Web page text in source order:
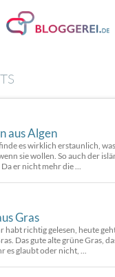
aus Algen
es wirklich erstaunlich,
sie wollen. So auch der
er nicht mehr die ...
Gras
habt richtig gelesen, heute
Das gute alte grüne Gras,
es glaubt oder nicht, ...